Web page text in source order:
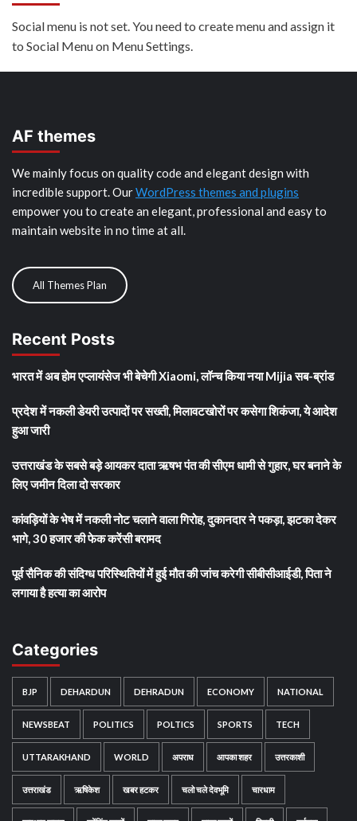
Social menu is not set. You need to create menu and assign it
to Social Menu on Menu Settings.
AF themes
We mainly focus on quality code and elegant design with
incredible support. OurWordPress themes and plugins
empower you to create an elegant, professional and easy to
maintain website in no time at all.
All Themes Plan
Recent Posts
भारत में अब होम एप्लायंसेज भी बेचेगी Xiaomi, लॉन्च किया नया Mijia सब-ब्रांड
प्रदेश में नकली डेयरी उत्पादों पर सख्ती, मिलावटखोरों पर कसेगा शिकंजा, ये आदेश
हुआ जारी
उत्तराखंड के सबसे बड़े आयकर दाता ऋषभ पंत की सीएम धामी से गुहार, घर बनाने के
लिए जमीन दिला दो सरकार
कांवड़ियों के भेष में नकली नोट चलाने वाला गिरोह, दुकानदार ने पकड़ा, झटका देकर
भागे, 30 हजार की फेक करेंसी बरामद
पूर्व सैनिक की संदिग्ध परिस्थितियों में हुई मौत की जांच करेगी सीबीसीआईडी, पिता ने
लगाया है हत्या का आरोप
Categories
BJP DEHARDUN DEHRADUN ECONOMY NATIONAL
NEWSBEAT POLITICS POLTICS SPORTS TECH
UTTARAKHAND WORLD अपराध आपका शहर उत्तरकाशी
उत्तराखंड ऋषिकेश खबर हटकर चलो चले देवभूमि चारधाम